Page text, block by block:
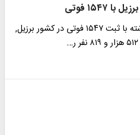
فوتی
طبق آخرین آمار جهانی در شب گذشته با ثبت ۱۵۴۷ فوتی در کشور برزیل,